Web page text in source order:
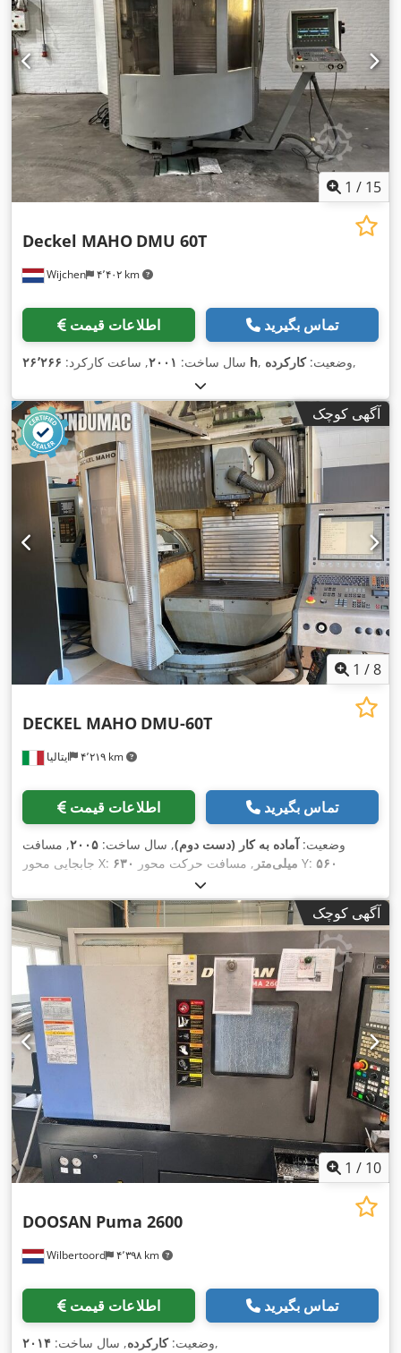
1 / 15
Wijchen ۴٬۴۰۲ km
Deckel MAHO DMU 60T
اطلاعات قیمت تماس بگیرید
سال ساخت: ۲۰۰۱, ساعت کارکرد: ۲۶٬۲۶۶ h , وضعیت:کارکرده ,
آگهی کوچک
1 /8
ایتالیا ۴٬۲۱۹ km
DECKEL MAHO DMU-60T
اطلاعات قیمت تماس بگیرید
وضعیت:آماده به کار (دست دوم), سال ساخت: ۲۰۰۵, مسافت
جابجایی محور X:
۶۳۰ میلی‌متر , مسافت حرکت محور Y: ۵۶۰
, مسافت حرکت محور Z:
میلی‌متر, ظرفیت بار میز:۴۰۰ کیلوگرم
, حداکثر سرعت اسپیندل:
۱۸٬۰۰۰ دور/دقیقه
, تعداد محور:۴ , آگهی کوچک
1 / 10
Wilbertoord ۴٬۳۹۸ km
DOOSAN Puma 2600
اطلاعات قیمت تماس بگیرید
وضعیت:کارکرده, سال ساخت: ۲۰۱۴ ,